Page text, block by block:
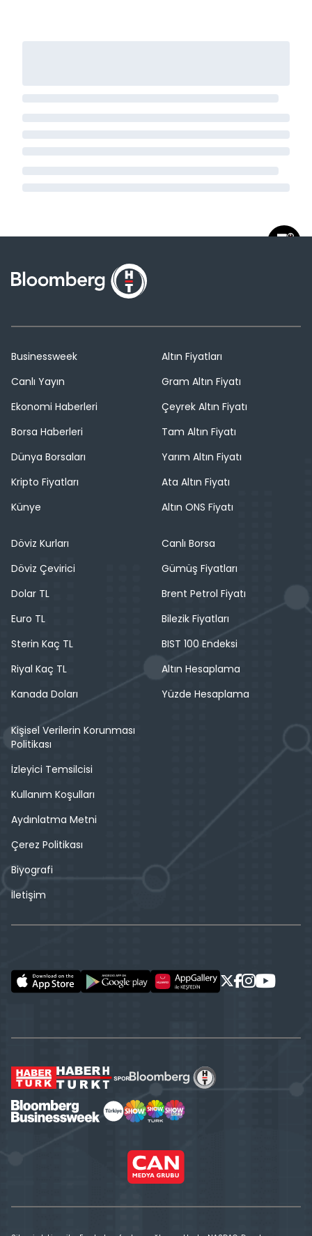
Businessweek
Canlı Yayın
Ekonomi Haberleri
Borsa Haberleri
Dünya Borsaları
Kripto Fiyatları
Künye
Altın Fiyatları
Gram Altın Fiyatı
Çeyrek Altın Fiyatı
Tam Altın Fiyatı
Yarım Altın Fiyatı
Ata Altın Fiyatı
Altın ONS Fiyatı
Döviz Kurları
Döviz Çevirici
Dolar TL
Euro TL
Sterin Kaç TL
Riyal Kaç TL
Kanada Doları
Canlı Borsa
Gümüş Fiyatları
Brent Petrol Fiyatı
Bilezik Fiyatları
BIST 100 Endeksi
Altın Hesaplama
Yüzde Hesaplama
Kişisel Verilerin Korunması
Politikası
İzleyici Temsilcisi
Kullanım Koşulları
Aydınlatma Metni
Çerez Politikası
Biyografi
İletişim